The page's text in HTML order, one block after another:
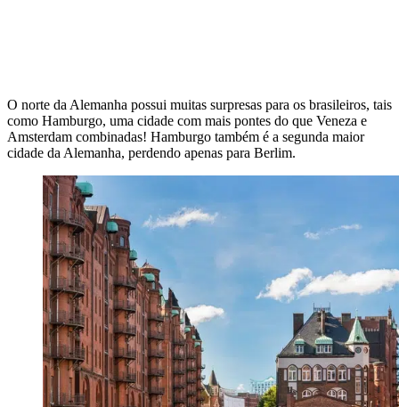
O norte da Alemanha possui muitas surpresas para os brasileiros, tais
como Hamburgo, uma cidade com mais pontes do que Veneza e
Amsterdam combinadas! Hamburgo também é a segunda maior
cidade da Alemanha, perdendo apenas para Berlim.